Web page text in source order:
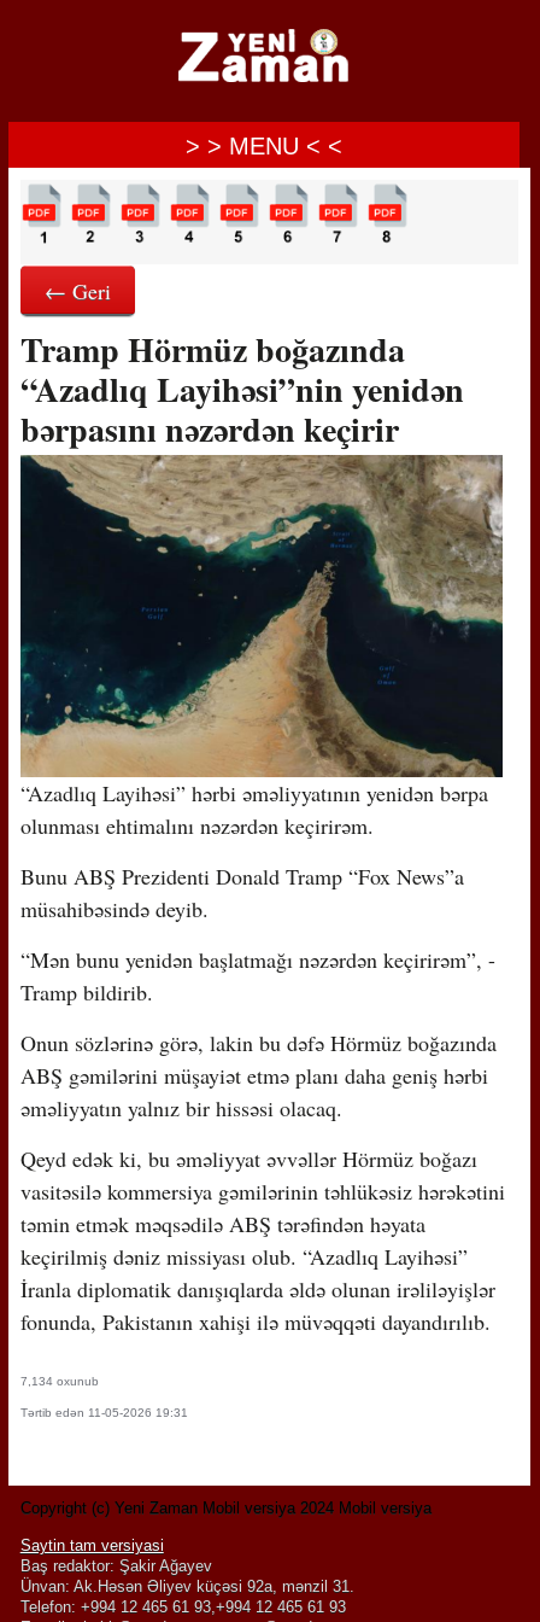
> > MENU < <
← Geri
Tramp Hörmüz boğazında
“Azadlıq Layihəsi”nin yenidən
bərpasını nəzərdən keçirir
“Azadlıq Layihəsi” hərbi əməliyyatının yenidən bərpa
olunması ehtimalını nəzərdən keçirirəm.
Bunu ABŞ Prezidenti Donald Tramp “Fox News”a
müsahibəsində deyib.
“Mən bunu yenidən başlatmağı nəzərdən keçirirəm”, -
Tramp bildirib.
Onun sözlərinə görə, lakin bu dəfə Hörmüz boğazında
ABŞ gəmilərini müşayiət etmə planı daha geniş hərbi
əməliyyatın yalnız bir hissəsi olacaq.
Qeyd edək ki, bu əməliyyat əvvəllər Hörmüz boğazı
vasitəsilə kommersiya gəmilərinin təhlükəsiz hərəkətini
təmin etmək məqsədilə ABŞ tərəfindən həyata
keçirilmiş dəniz missiyası olub. “Azadlıq Layihəsi”
İranla diplomatik danışıqlarda əldə olunan irəliləyişlər
fonunda, Pakistanın xahişi ilə müvəqqəti dayandırılıb.
7,134 oxunub
Tərtib edən 11-05-2026 19:31
Copyright (c) Yeni Zaman Mobil versiya 2024 Mobil versiya
Saytin tam versiyasi
Baş redaktor: Şakir Ağayev
Ünvan: Ak.Həsən Əliyev küçəsi 92a, mənzil 31.
Telefon: +994 12 465 61 93,+994 12 465 61 93